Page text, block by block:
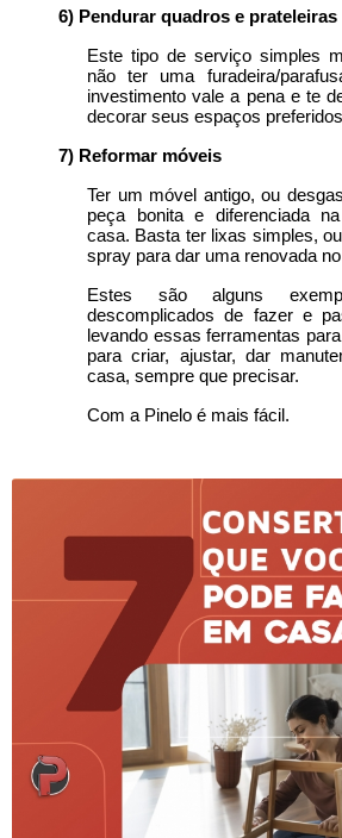
6) Pendurar quadros e prateleiras
Este tipo de serviço simples
não ter uma furadeira/
investimento vale a pena e te
decorar seus espaços
7) Reformar móveis
Ter um móvel antigo, ou
peça bonita e diferenciada
casa. Basta ter lixas simples,
spray para dar uma renovada
Estes são alguns
descomplicados de fazer e
levando essas ferramentas
para criar, ajustar, dar
casa, sempre que precisar.
Com a Pinelo é mais fácil.